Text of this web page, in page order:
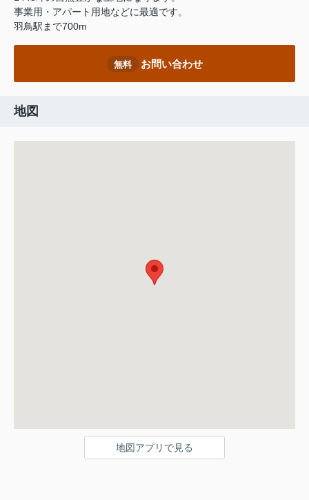
事業用・アパート用地などに最適です。
羽鳥駅まで700m
無料 お問い合わせ
地図
地図アプリで見る